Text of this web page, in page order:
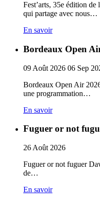
Fest’arts, 35e édition
qui partage avec nous…
En savoir
Bordeaux Open
09 Août 2026 06 Sep
Bordeaux Open Air
une programmation…
En savoir
Fuguer or not
26 Août 2026
Fuguer or not fuguer
de…
En savoir